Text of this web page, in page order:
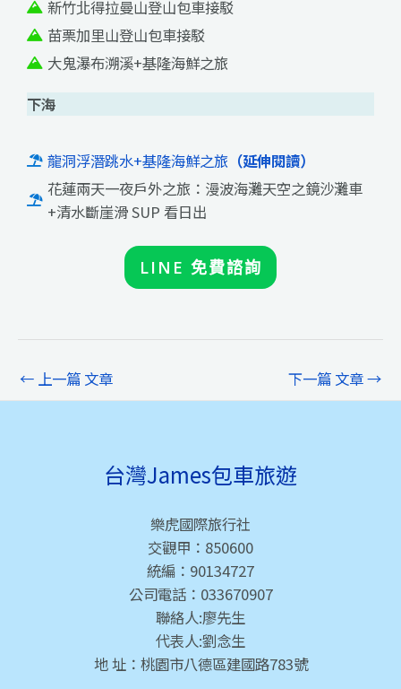
新竹北得拉曼山登山包車接駁
苗栗加里山登山包車接駁
大鬼瀑布溯溪+基隆海鮮之旅
下海
龍洞浮潛跳水+基隆海鮮之旅（延伸閱讀）
花蓮兩天一夜戶外之旅：漫波海灘天空之鏡沙灘車
+清水斷崖滑 SUP 看日出
LINE 免費諮詢
← 上一篇 文章 下一篇 文章→
台灣James包車旅遊
樂虎國際旅行社
交觀甲：850600
統編：90134727
公司電話：033670907
聯絡人:廖先生
代表人:劉念生
地 址：桃園市八德區建國路783號